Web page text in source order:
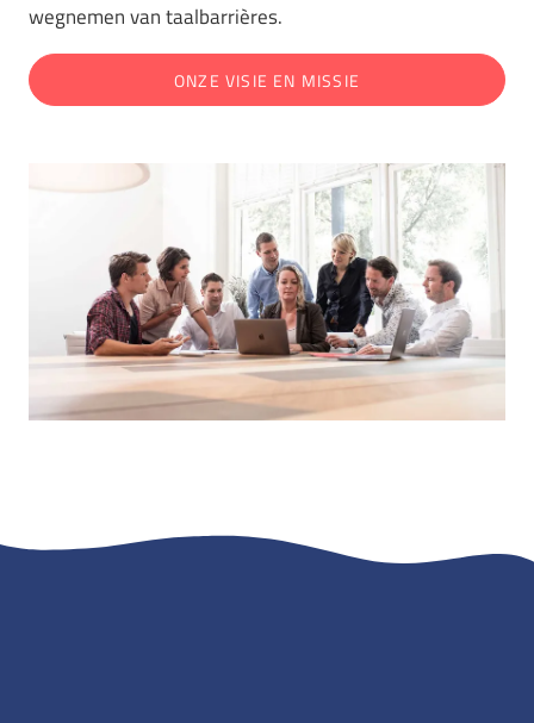
wegnemen van taalbarrières.
ONZE VISIE EN MISSIE